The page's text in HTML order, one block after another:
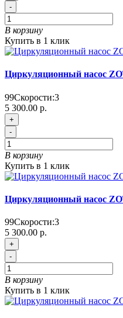
-
В корзину
Купить в 1 клик
Циркуляционный насос
99Скорости:3
5 300.00 р.
+
-
В корзину
Купить в 1 клик
Циркуляционный насос
99Скорости:3
5 300.00 р.
+
-
В корзину
Купить в 1 клик